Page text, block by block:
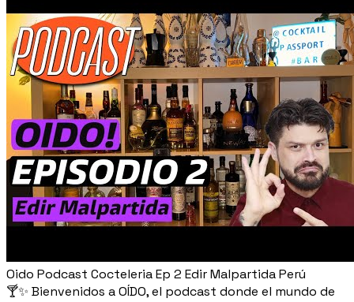
Oido Podcast Cocteleria Ep 2 Edir Malpartida Perú
🍸✨ Bienvenidos a OÍDO, el podcast donde el mundo de